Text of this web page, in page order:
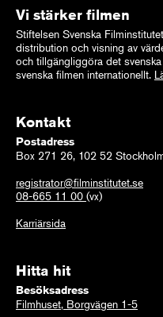
Vi stärker filmen
Stiftelsen Svenska
distribution och visning av
och tillgängliggöra det
svenska filmen internationellt.
Kontakt
Postadress
Box 271 26, 102 52
registrator@filminstitutet.se
08-665 11 00 (vx)
Karriärsida
Hitta hit
Besöksadress
Filmhuset, Borgvägen 1-5